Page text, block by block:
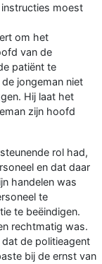
moest
om het
van de
patiënt te
jongeman niet
Hij laat het
zijn hoofd
rol had,
en dat daar
handelen was
te
te beëindigen.
rechtmatig was.
de politieagent
bij de ernst van